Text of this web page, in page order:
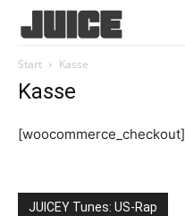
Start Kasse
Kasse
[woocommerce_checkout]
JUICEY Tunes: US-Rap